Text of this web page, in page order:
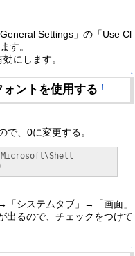
Settings」の「Use Cl
す。
にします。
↑
ォントを使用する†
で、0に変更する。
「システムタブ」→「画面」
出るので、チェックをつけて
↑